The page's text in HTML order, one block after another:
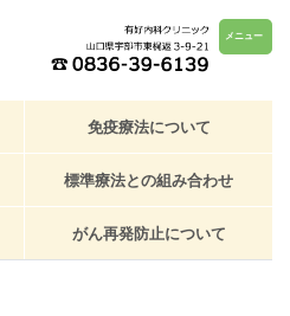
メニュー
免疫療法について
標準療法との組み合わせ
がん再発防止について